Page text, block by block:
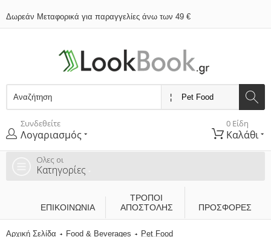
Δωρεάν Μεταφορικά για παραγγελίες άνω των 49 €
Συνδεθείτε
Λογαριασμός
0 Είδη
Καλάθι
Ολες οι
Κατηγορίες
ΕΠΙΚΟΙΝΩΝΊΑ
ΤΡΌΠΟΙ
ΑΠΟΣΤΟΛΉΣ
ΠΡΟΣΦΟΡΕΣ
Αρχική Σελίδα Food & Beverages Pet Food